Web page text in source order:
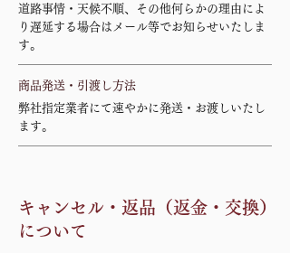
道路事情・天候不順、その他何らかの理由によ
り遅延する場合はメール等でお知らせいたしま
す。
商品発送・引渡し方法
弊社指定業者にて速やかに発送・お渡しいたし
ます。
キャンセル・返品（返金・交換）
について